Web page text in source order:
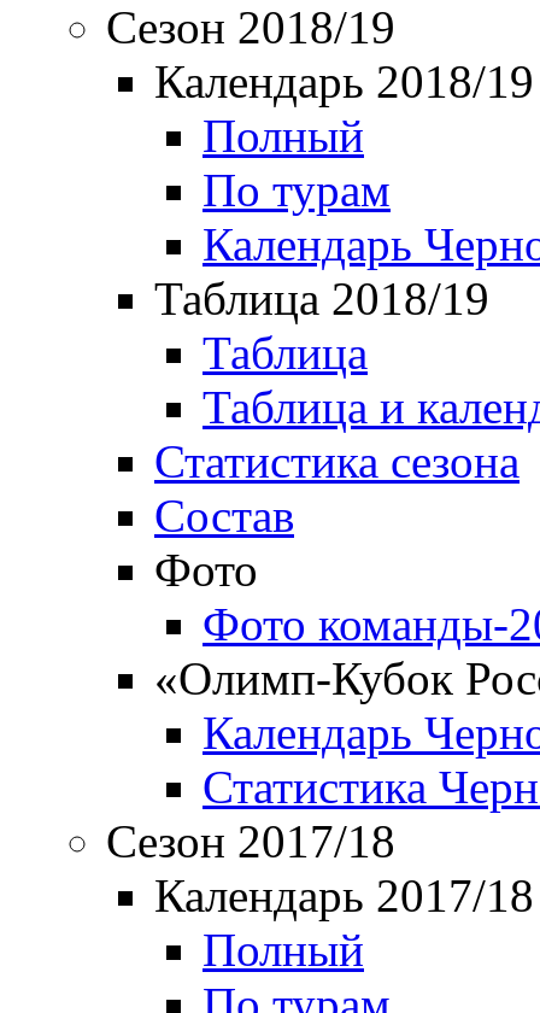
Сезон 2018/19
Календарь 2018/19
Полный
По турам
Календарь
Таблица 2018/19
Таблица
Таблица и
Статистика сезона
Состав
Фото
Фото команды-
«Олимп-Кубок
Календарь
Статистика
Сезон 2017/18
Календарь 2017/18
Полный